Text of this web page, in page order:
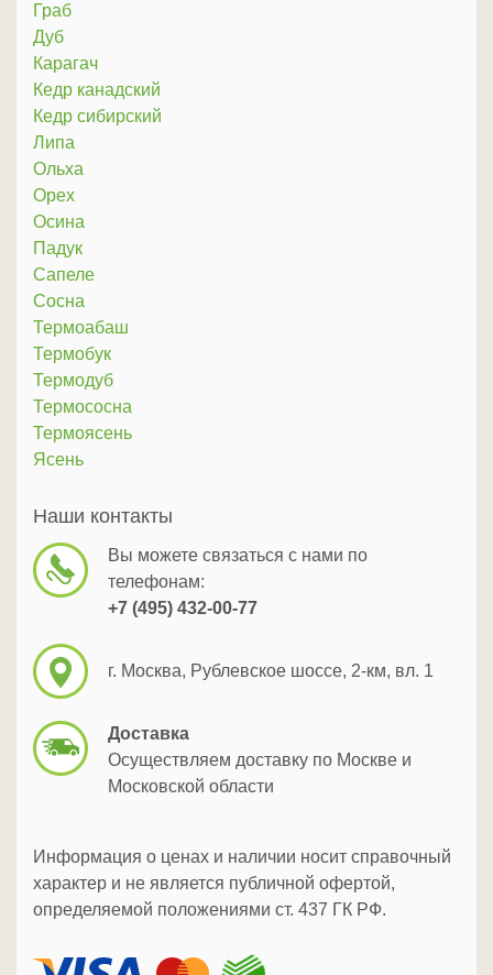
Граб
Дуб
Карагач
Кедр канадский
Кедр сибирский
Липа
Ольха
Орех
Осина
Падук
Сапеле
Сосна
Термоабаш
Термобук
Термодуб
Термососна
Термоясень
Ясень
Наши контакты
Вы можете связаться с нами по
телефонам:
+7 (495) 432-00-77
г. Москва, Рублевское шоссе, 2-км, вл. 1
Доставка
Осуществляем доставку по Москве и
Московской области
Информация о ценах и наличии носит справочный
характер и не является публичной офертой,
определяемой положениями ст. 437 ГК РФ.